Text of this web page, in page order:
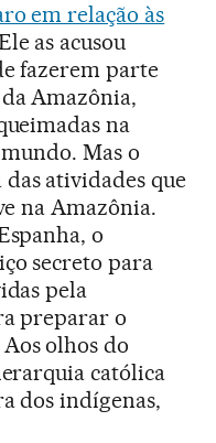
em relação às
as acusou
fazerem parte
Amazônia,
na
Mas o
atividades que
na Amazônia.
o
secreto para
pela
preparar o
Aos olhos do
católica
dos indígenas,